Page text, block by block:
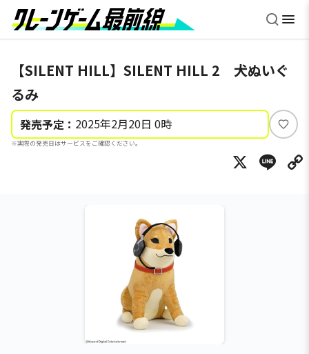
【SILENT HILL】SILENT HILL 2 犬ぬいぐ
るみ
発売予定： 2025年2月20日 0時
※実際の発売日はサービスをご確認ください。
い
ね
X